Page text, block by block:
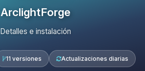
ArclightForge
Detalles e instalación
11 versiones Actualizaciones diarias